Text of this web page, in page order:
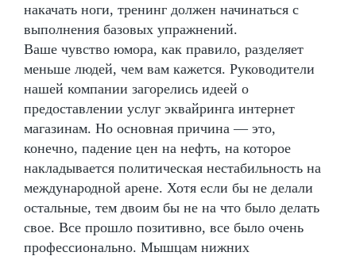
накачать ноги, тренинг должен начинаться с
выполнения базовых упражнений.
Ваше чувство юмора, как правило, разделяет
меньше людей, чем вам кажется. Руководители
нашей компании загорелись идеей о
предоставлении услуг эквайринга интернет
магазинам. Но основная причина — это,
конечно, падение цен на нефть, на которое
накладывается политическая нестабильность на
международной арене. Хотя если бы не делали
остальные, тем двоим бы не на что было делать
свое. Все прошло позитивно, все было очень
профессионально. Мышцам нижних